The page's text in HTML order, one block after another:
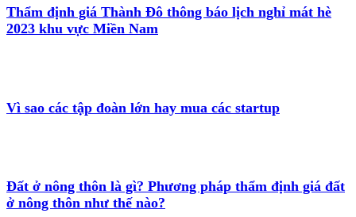
Thẩm định giá Thành Đô thông báo lịch nghỉ mát hè
2023 khu vực Miền Nam
Vì sao các tập đoàn lớn hay mua các startup
Đất ở nông thôn là gì? Phương pháp thẩm định giá đất
ở nông thôn như thế nào?